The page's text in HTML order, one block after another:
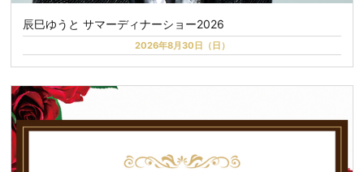
辰巳ゆうと サマーディナーショー2026
2026年8月30日（日）